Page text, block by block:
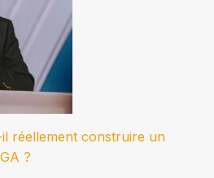
réellement construire un
?